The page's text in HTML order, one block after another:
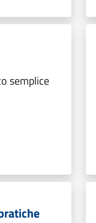
semplice